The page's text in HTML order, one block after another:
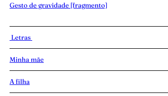
Gesto de gravidade [fragmento]
Letras
Minha mãe
A filha